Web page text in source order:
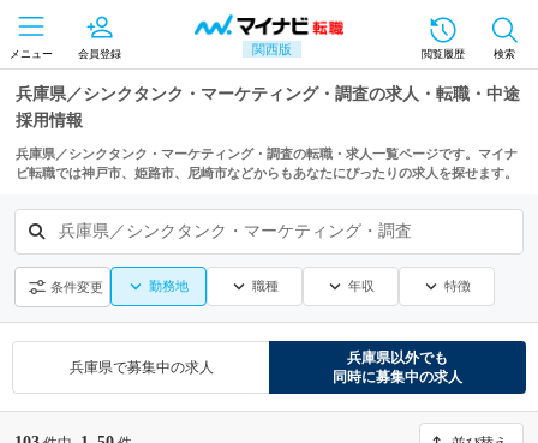
関西版
メニュー 会員登録 閲覧履歴 検索
兵庫県／シンクタンク・マーケティング・調査の求人・転職・中途
採用情報
兵庫県／シンクタンク・マーケティング・調査の転職・求人一覧ページです。マイナ
ビ転職では神戸市、姫路市、尼崎市などからもあなたにぴったりの求人を探せます。
兵庫県／シンクタンク・マーケティング・調査
条件変更 勤務地 職種 年収 特徴
兵庫県で募集中の求人
兵庫県以外でも
同時に募集中の求人